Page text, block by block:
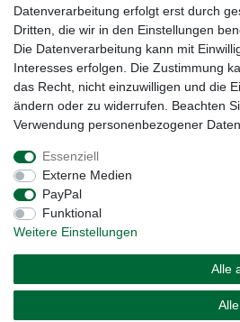
Datenverarbeitung erfolgt erst durch
Dritten, die wir in den Einstellungen
Die Datenverarbeitung kann mit
Interesses erfolgen. Die Zustimmung
das Recht, nicht einzuwilligen und die
ändern oder zu widerrufen. Beachten
Verwendung personenbezogener
Essenziell
Externe Medien
PayPal
Funktional
Weitere Einstellungen
Alle